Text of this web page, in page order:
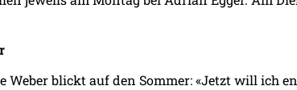
Weber blickt auf den Sommer: «Jetzt will ich